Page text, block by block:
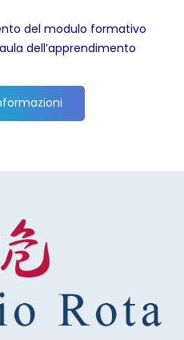
del modulo formativo
dell’apprendimento